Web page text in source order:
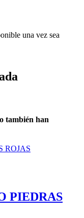
una vez sea
también han
PIEDRAS